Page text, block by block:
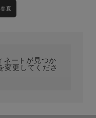
夏
ネートが見つか
変更してくださ